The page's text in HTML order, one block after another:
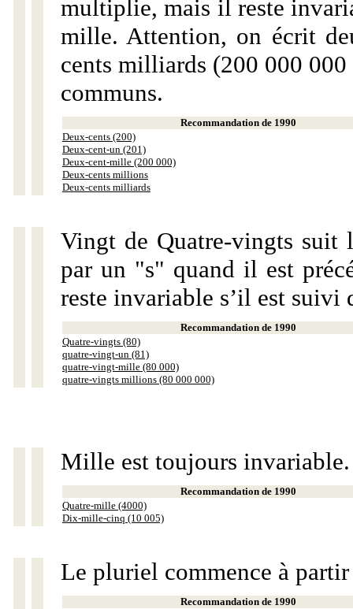
multiplie, mais il reste
mille. Attention, on écrit
cents milliards (200 000
communs.
Recommandation de 1990
Deux-cents (200)
Deux-cent-un (201)
Deux-cent-mille (200 000)
Deux-cents millions
Deux-cents milliards
Vingt de Quatre-vingts suit
par un "s" quand il est
reste invariable s’il est suivi
Recommandation de 1990
Quatre-vingts (80)
quatre-vingt-un (81)
quatre-vingt-mille (80 000)
quatre-vingts millions (80 000 000)
Mille est toujours invariable.
Recommandation de 1990
Quatre-mille (4000)
Dix-mille-cinq (10 005)
Le pluriel commence à
Recommandation de 1990